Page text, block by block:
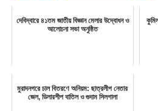
দেবিদ্বারে ৪১তম জাতীয় বিজ্ঞান মেলার উদ্বোধন ও
আলোচনা সভা অনুষ্ঠিত
মুরাদনগরে চাল বিতরণে অনিয়ম: ছাত্রলীগ নেতার
জেল, ডিলারশীপ বাতিল ও গুদাম সিলগালা